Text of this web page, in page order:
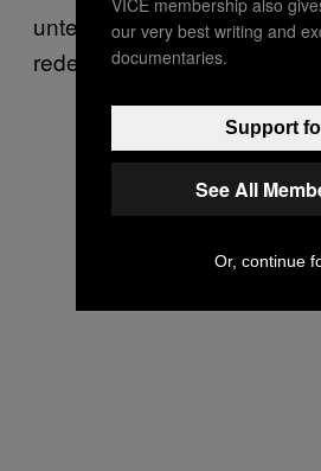
unter den Teppich zu
reden”, zitiert ihn die
our very best writing and
documentaries.
Support
See All
Or, continue